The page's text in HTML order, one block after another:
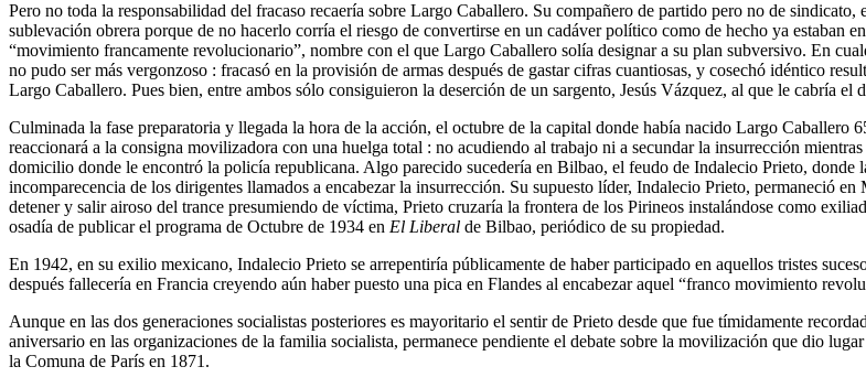
Pero no toda la responsabilidad del fracaso recaería sobre Largo Caballero. Su compañero de partido pero no de
sublevación obrera porque de no hacerlo corría el riesgo de convertirse en un cadáver político como de hecho ya estaban
“movimiento francamente revolucionario”, nombre con el que Largo Caballero solía designar a su plan subversivo. En
no pudo ser más vergonzoso : fracasó en la provisión de armas después de gastar cifras cuantiosas, y cosechó idéntico
Largo Caballero. Pues bien, entre ambos sólo consiguieron la deserción de un sargento, Jesús Vázquez, al que le cabría
Culminada la fase preparatoria y llegada la hora de la acción, el octubre de la capital donde había nacido Largo Caballero
reaccionará a la consigna movilizadora con una huelga total : no acudiendo al trabajo ni a secundar la insurrección
domicilio donde le encontró la policía republicana. Algo parecido sucedería en Bilbao, el feudo de Indalecio Prieto, donde
incomparecencia de los dirigentes llamados a encabezar la insurrección. Su supuesto líder, Indalecio Prieto, permaneció
detener y salir airoso del trance presumiendo de víctima, Prieto cruzaría la frontera de los Pirineos instalándose como
osadía de publicar el programa de Octubre de 1934 en El Liberal de Bilbao, periódico de su propiedad.
En 1942, en su exilio mexicano, Indalecio Prieto se arrepentiría públicamente de haber participado en aquellos tristes
después fallecería en Francia creyendo aún haber puesto una pica en Flandes al encabezar aquel “franco movimiento
Aunque en las dos generaciones socialistas posteriores es mayoritario el sentir de Prieto desde que fue tímidamente
aniversario en las organizaciones de la familia socialista, permanece pendiente el debate sobre la movilización que dio
la Comuna de París en 1871.